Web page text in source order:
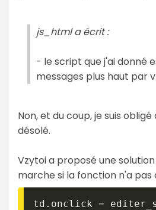
js_html a écrit :
- le script que j'ai donné
messages plus haut par
Non, et du coup, je suis
désolé.
Vzytoi a proposé une
marche si la fonction n'a
td . onclick =